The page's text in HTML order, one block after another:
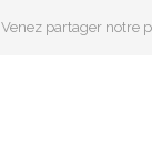
Venez partager notre